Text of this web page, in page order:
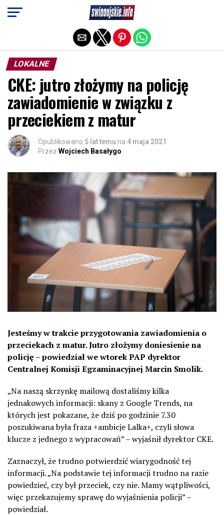
LOKALNE
CKE: jutro złożymy na policję
zawiadomienie w związku z
przeciekiem z matur
Opublikowano 5 lat temu na 4 maja 2021
Przez Wojciech Basałygo
Jesteśmy w trakcie przygotowania zawiadomienia o
przeciekach z matur. Jutro złożymy doniesienie na
policję – powiedział we wtorek PAP dyrektor
Centralnej Komisji Egzaminacyjnej Marcin Smolik.
„Na naszą skrzynkę mailową dostaliśmy kilka
jednakowych informacji: skany z Google Trends, na
których jest pokazane, że dziś po godzinie 7.30
poszukiwana była fraza +ambicje Lalka+, czyli słowa
klucze z jednego z wypracowań” – wyjaśnił dyrektor CKE.
Zaznaczył, że trudno potwierdzić wiarygodność tej
informacji. „Na podstawie tej informacji trudno na razie
powiedzieć, czy był przeciek, czy nie. Mamy wątpliwości,
więc przekazujemy sprawę do wyjaśnienia policji” –
powiedział.
Exit mobile version